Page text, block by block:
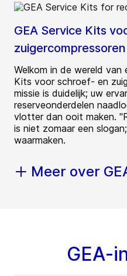
GEA Service Kits
zuigercompressoren
Welkom in de wereld van
Kits voor schroef- en
missie is duidelijk; uw
reserveonderdelen
vlotter dan ooit maken.
is niet zomaar een
waarmaken.
Meer over
GEA-